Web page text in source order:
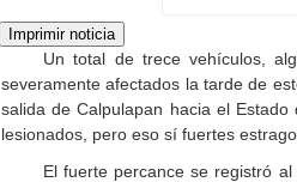
Un total de trece vehículos,
severamente afectados la tarde de
salida de Calpulapan hacia el
lesionados, pero eso sí fuertes
El fuerte percance se registró